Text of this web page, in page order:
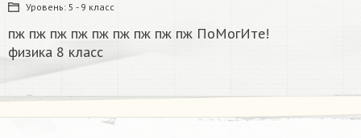
Уровень: 5 - 9 класс
пж пж пж пж пж пж пж пж пж ПоМогИте!
физика 8 класс​